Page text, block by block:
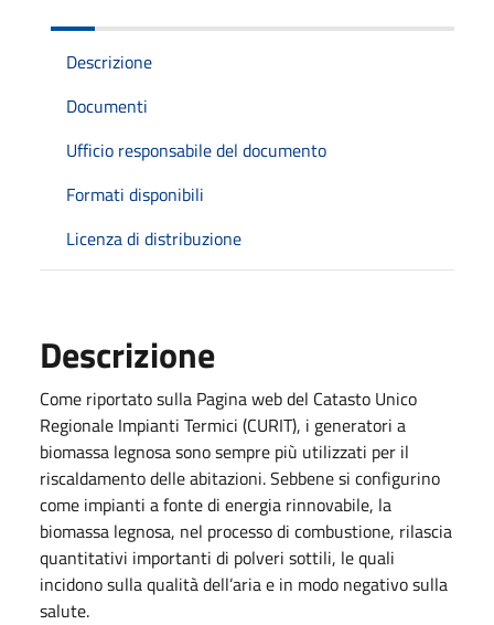
Descrizione
Documenti
Ufficio responsabile del documento
Formati disponibili
Licenza di distribuzione
Descrizione
​​​Come riportato sulla Pagina web del Catasto Unico
Regionale Impianti Termici (CURIT), i generatori a
biomassa legnosa sono sempre più utilizzati per il
riscaldamento delle abitazioni. Sebbene si configurino
come impianti a fonte di energia rinnovabile, la
biomassa legnosa, nel processo di combustione, rilascia
quantitativi importanti di polveri sottili, le quali
incidono sulla qualità dell’aria e in modo negativo sulla
salute.